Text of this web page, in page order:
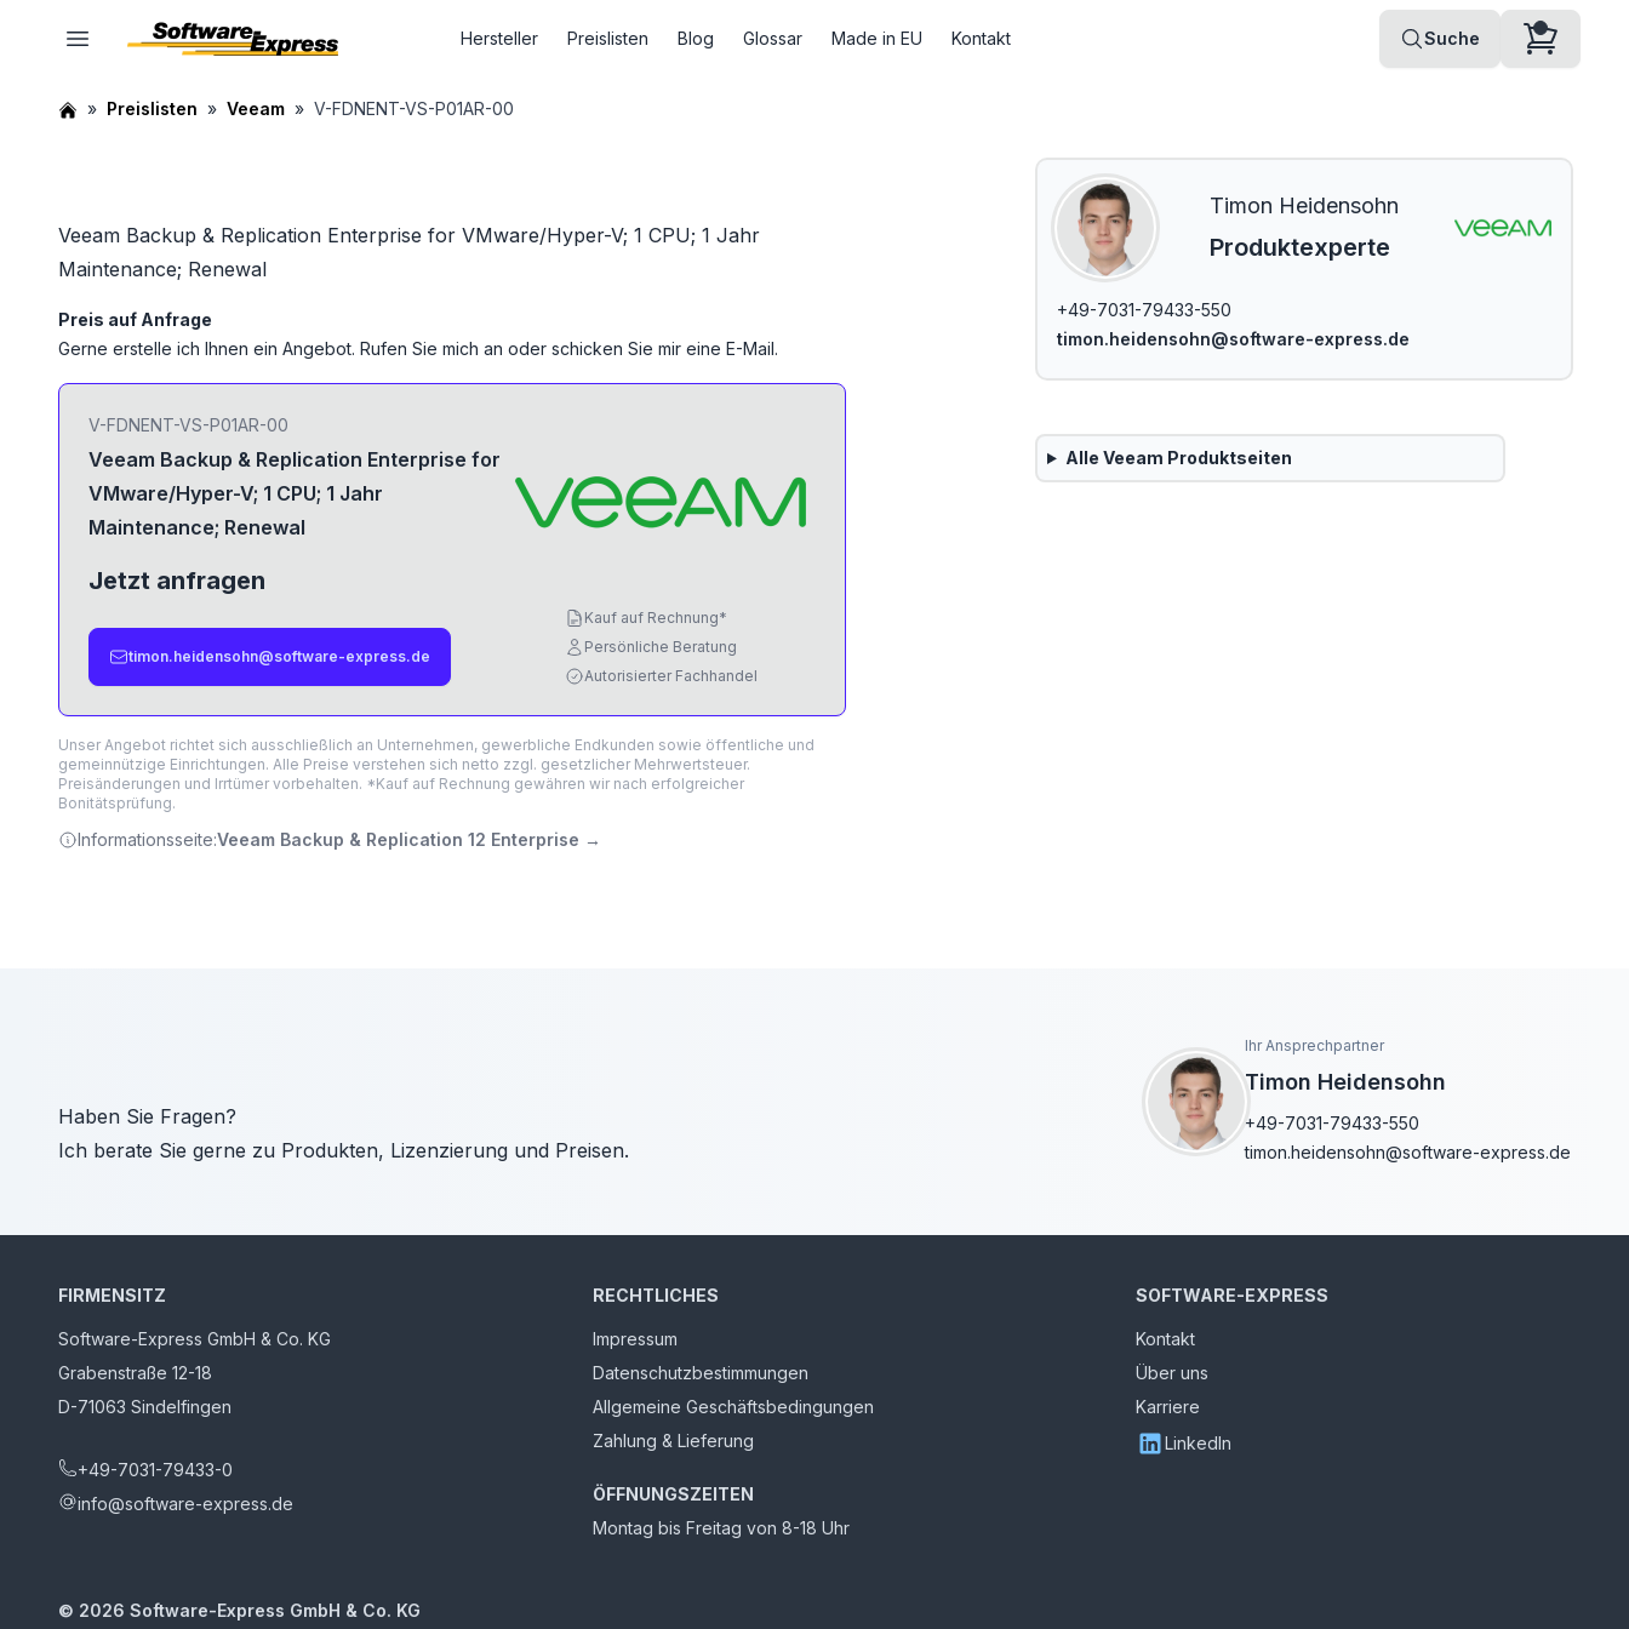
Hersteller Preislisten Blog Glossar Made in EU Kontakt Suche
Preislisten Veeam V-FDNENT-VS-P01AR-00
Veeam Backup & Replication Enterprise for VMware/Hyper-V; 1 CPU; 1 Jahr
Maintenance; Renewal
Preis auf Anfrage
Gerne erstelle ich Ihnen ein Angebot. Rufen Sie mich an oder schicken Sie mir eine E-Mail.
V-FDNENT-VS-P01AR-00
Veeam Backup & Replication Enterprise for
VMware/Hyper-V; 1 CPU; 1 Jahr
Maintenance; Renewal
Jetzt anfragen
timon.heidensohn@software-express.de
Kauf auf Rechnung*
Persönliche Beratung
Autorisierter Fachhandel
Unser Angebot richtet sich ausschließlich an Unternehmen, gewerbliche Endkunden sowie öffentliche und
gemeinnützige Einrichtungen. Alle Preise verstehen sich netto zzgl. gesetzlicher Mehrwertsteuer.
Preisänderungen und Irrtümer vorbehalten. *Kauf auf Rechnung gewähren wir nach erfolgreicher
Bonitätsprüfung.
Informationsseite:Veeam Backup & Replication 12 Enterprise →
Timon Heidensohn
Produktexperte
+49-7031-79433-550
timon.heidensohn@software-express.de
Alle Veeam Produktseiten
Haben Sie Fragen?
Ich berate Sie gerne zu Produkten, Lizenzierung und Preisen.
Ihr Ansprechpartner
Timon Heidensohn
+49-7031-79433-550
timon.heidensohn@software-express.de
FIRMENSITZ
Software-Express GmbH & Co. KG
Grabenstraße 12-18
D-71063 Sindelfingen
+49-7031-79433-0
info@software-express.de
RECHTLICHES
Impressum
Datenschutzbestimmungen
Allgemeine Geschäftsbedingungen
Zahlung & Lieferung
ÖFFNUNGSZEITEN
Montag bis Freitag von 8-18 Uhr
SOFTWARE-EXPRESS
Kontakt
Über uns
Karriere
LinkedIn
© 2026 Software-Express GmbH & Co. KG